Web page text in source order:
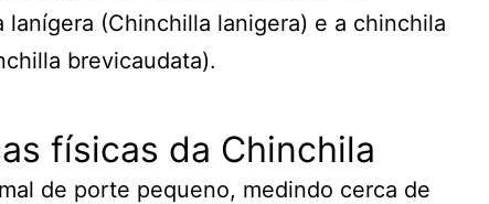
lanígera (Chinchilla lanigera) e a chinchila
brevicaudata).
físicas da Chinchila
de porte pequeno, medindo cerca de